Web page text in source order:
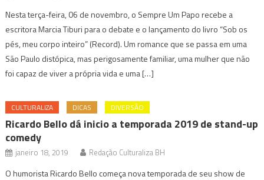
Nesta terça-feira, 06 de novembro, o Sempre Um Papo recebe a
escritora Marcia Tiburi para o debate e o lançamento do livro “Sob os
pés, meu corpo inteiro” (Record). Um romance que se passa em uma
São Paulo distópica, mas perigosamente familiar, uma mulher que não
foi capaz de viver a própria vida e uma […]
CULTURALIZA DICAS DIVERSÃO
Ricardo Bello dá inicio a temporada 2019 de stand-up
comedy
janeiro 18, 2019 Redação Culturaliza BH
O humorista Ricardo Bello começa nova temporada de seu show de